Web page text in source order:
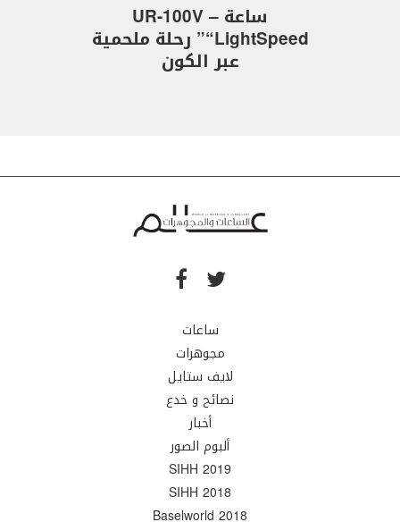
ساعة UR-100V –
“LightSpeed” رحلة ملحمية
عبر الكون
ساعات
مجوهرات
لايف ستايل
نصائح و خدع
أخبار
ألبوم الصور
SIHH 2019
SIHH 2018
Baselworld 2018